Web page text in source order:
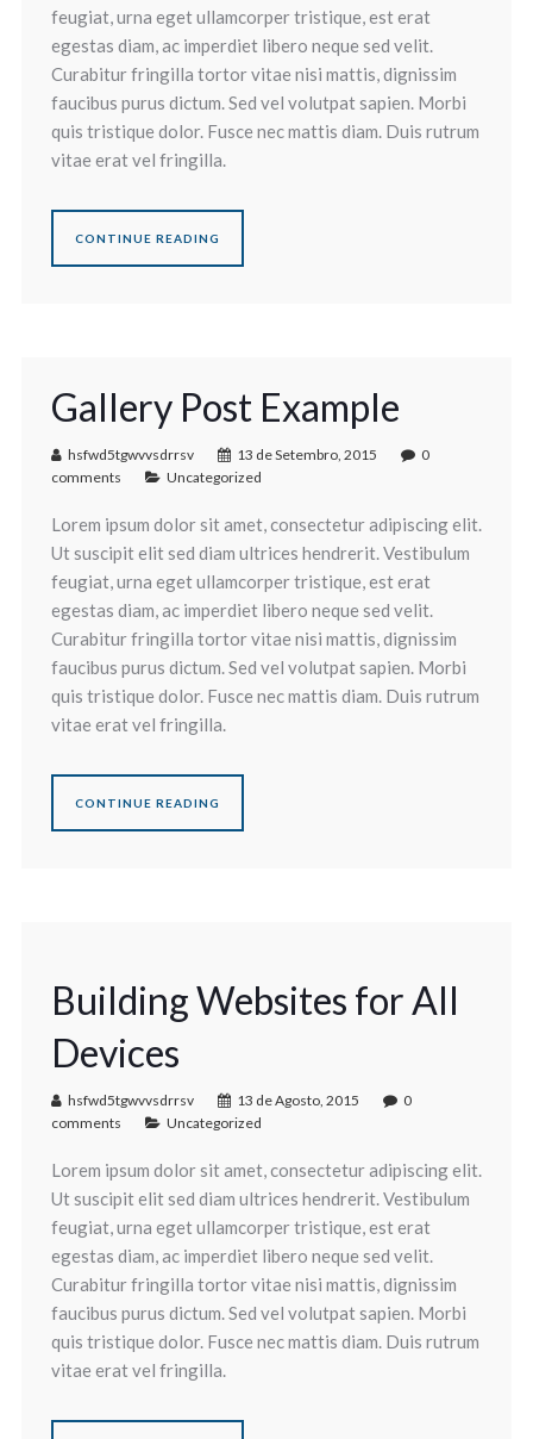
feugiat, urna eget ullamcorper tristique, est erat
egestas diam, ac imperdiet libero neque sed velit.
Curabitur fringilla tortor vitae nisi mattis, dignissim
faucibus purus dictum. Sed vel volutpat sapien. Morbi
quis tristique dolor. Fusce nec mattis diam. Duis rutrum
vitae erat vel fringilla.
CONTINUE READING
Gallery Post Example
hsfwd5tgwvvsdrrsv 13 de Setembro, 2015
0
comments
Uncategorized
Lorem ipsum dolor sit amet, consectetur adipiscing elit.
Ut suscipit elit sed diam ultrices hendrerit. Vestibulum
feugiat, urna eget ullamcorper tristique, est erat
egestas diam, ac imperdiet libero neque sed velit.
Curabitur fringilla tortor vitae nisi mattis, dignissim
faucibus purus dictum. Sed vel volutpat sapien. Morbi
quis tristique dolor. Fusce nec mattis diam. Duis rutrum
vitae erat vel fringilla.
CONTINUE READING
Building Websites for All
Devices
hsfwd5tgwvvsdrrsv 13 de Agosto, 2015
0
comments
Uncategorized
Lorem ipsum dolor sit amet, consectetur adipiscing elit.
Ut suscipit elit sed diam ultrices hendrerit. Vestibulum
feugiat, urna eget ullamcorper tristique, est erat
egestas diam, ac imperdiet libero neque sed velit.
Curabitur fringilla tortor vitae nisi mattis, dignissim
faucibus purus dictum. Sed vel volutpat sapien. Morbi
quis tristique dolor. Fusce nec mattis diam. Duis rutrum
vitae erat vel fringilla.